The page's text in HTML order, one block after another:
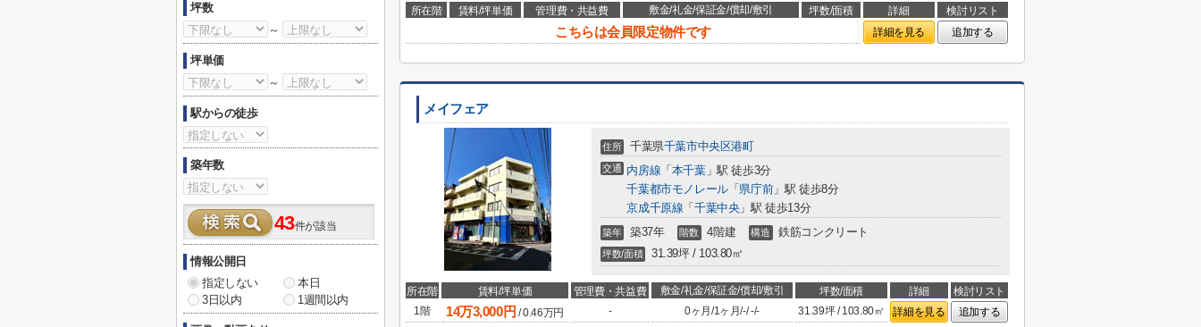
所在階 賃料/坪単価 管理費・共益費 敷金/礼金/保証金/償却/敷引 坪数/面積 詳細 検討リスト
こちらは会員限定物件です 詳細を見る 追加する
メイフェア
住所 千葉県千葉市中央区港町
交通 内房線 「 本千葉」駅 徒歩3分
千葉都市モノレール「 県庁前」駅 徒歩8分
京成千原線 「 千葉中央」駅 徒歩13分
築年 築37年 階数 4階建 構造 鉄筋コンクリート
坪数/面積 31.39坪 / 103.80㎡
所在階 賃料/坪単価 管理費・共益費 敷金/礼金/保証金/償却/敷引 坪数/面積 詳細
検討リスト
1階
14万3,000円 /0.46万円 - 0ヶ月 /1ヶ月/-/-/- 31.39坪 / 103.80㎡ 詳細を見る 追加する
坪数
～
坪単価
～
駅からの徒歩
築年数
43件が該当
情報公開日
指定しない
本日
3日以内
1週間以内